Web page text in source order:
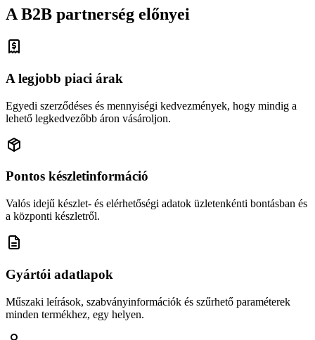
A B2B partnerség előnyei
A legjobb piaci árak
Egyedi szerződéses és mennyiségi kedvezmények, hogy mindig a
lehető legkedvezőbb áron vásároljon.
Pontos készletinformáció
Valós idejű készlet- és elérhetőségi adatok üzletenkénti bontásban és
a központi készletről.
Gyártói adatlapok
Műszaki leírások, szabványinformációk és szűrhető paraméterek
minden termékhez, egy helyen.